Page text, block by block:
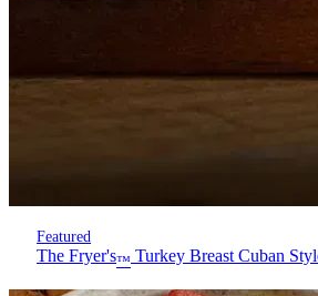
Featured
The Fryer's™ Turkey Breast Cuban